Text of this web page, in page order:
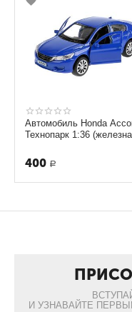
Автомобиль Honda
Технопарк 1:36
400 Р
И УЗНАВАЙТЕ